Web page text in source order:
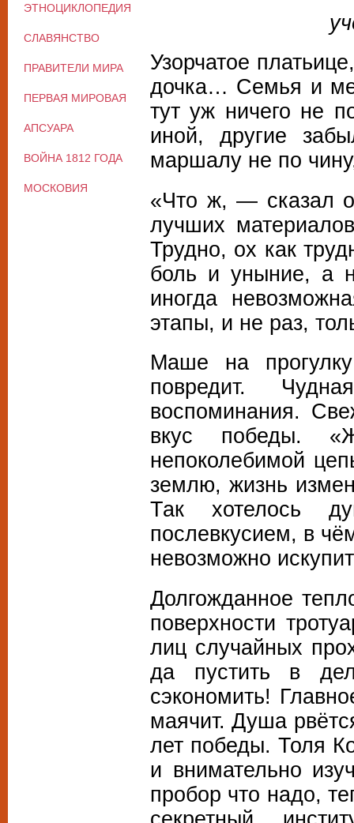
Узорчатое
дочка… Семья и
тут уж ничего не
иной, другие
маршалу не по
«Что ж, — сказал
лучших
Трудно, ох как
боль и уныние, а
иногда
этапы, и не раз,
Маше на
повредит.
воспоминания.
вкус победы.
непоколебимой
землю, жизнь
Так хотелось
послевкусием, в
невозможно
Долгожданное
поверхности
лиц случайных
да пустить в
сэкономить!
маячит. Душа
лет победы. Толя
и внимательно
пробор что надо,
ЭТНОЦИКЛОПЕДИЯ
СЛАВЯНСТВО
ПРАВИТЕЛИ МИРА
ПЕРВАЯ МИРОВАЯ
АПСУАРА
ВОЙНА 1812 ГОДА
МОСКОВИЯ